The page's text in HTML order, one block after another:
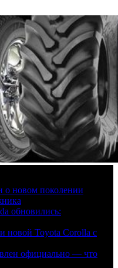
о новом поколении
обновились:
новой Toyota Corolla с
официально — что